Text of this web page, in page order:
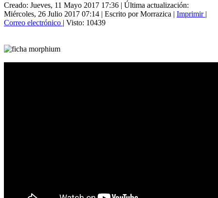
Creado: Jueves, 11 Mayo 2017 17:36 | Última actualización:
Miércoles, 26 Julio 2017 07:14 | Escrito por Morrazica | Imprimir |
Correo electrónico | Visto: 10439